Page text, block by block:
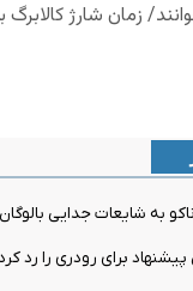
به شایعات جدایی
برای رودری را رد